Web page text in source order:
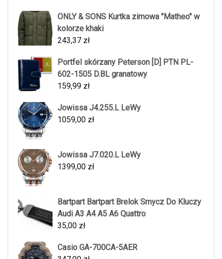
ONLY & SONS Kurtka zimowa "Matheo" w
kolorze khaki
243,37 zł
Portfel skórzany Peterson [D] PTN PL-
602-1505 D.BL granatowy
159,99 zł
Jowissa J4.255.L LeWy
1059,00 zł
Jowissa J7.020.L LeWy
1399,00 zł
Bartpart Bartpart Brelok Smycz Do Kluczy
Audi A3 A4 A5 A6 Quattro
35,00 zł
Casio GA-700CA-5AER